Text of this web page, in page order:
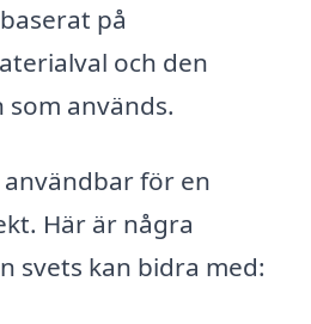
på
och den
används.
användbar för en
Här är några
svets kan bidra med: